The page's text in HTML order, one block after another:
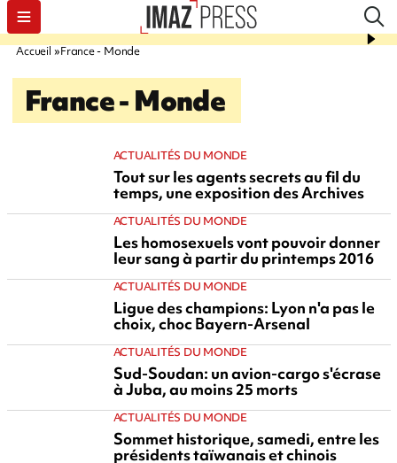
Accueil France - Monde
France - Monde
ACTUALITÉS DU MONDE
Tout sur les agents secrets au fil du
temps, une exposition des Archives
ACTUALITÉS DU MONDE
Les homosexuels vont pouvoir donner
leur sang à partir du printemps 2016
ACTUALITÉS DU MONDE
Ligue des champions: Lyon n'a pas le
choix, choc Bayern-Arsenal
ACTUALITÉS DU MONDE
Sud-Soudan: un avion-cargo s'écrase
à Juba, au moins 25 morts
ACTUALITÉS DU MONDE
Sommet historique, samedi, entre les
présidents taïwanais et chinois